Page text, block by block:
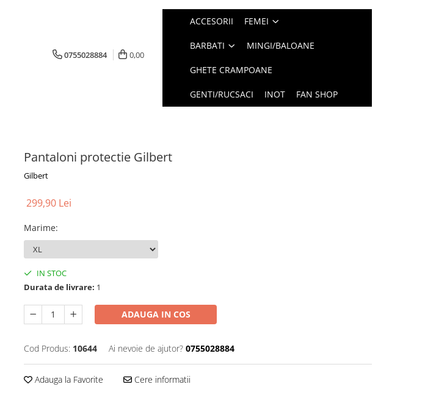
0755028884 0,00
ACCESORII FEMEI
BARBATI MINGI/BALOANE
GHETE CRAMPOANE
GENTI/RUCSACI INOT FAN SHOP
Pantaloni protectie Gilbert
Gilbert
299,90 Lei
Marime:
IN STOC
Durata de livrare: 1
ADAUGA IN COS
Cod Produs: 10644 Ai nevoie de ajutor? 0755028884
Adauga la Favorite Cere informatii